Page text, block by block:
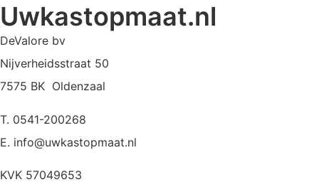
Uwkastopmaat.nl
DeValore bv
Nijverheidsstraat 50
7575 BK Oldenzaal
T. 0541-200268
E. info@uwkastopmaat.nl
KVK 57049653